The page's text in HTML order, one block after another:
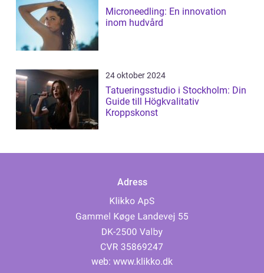
Microneedling: En innovation
inom hudvård
24 oktober 2024
Tatueringsstudio i Stockholm: Din
Guide till Högkvalitativ
Kroppskonst
Adress
web: www.klikko.dk